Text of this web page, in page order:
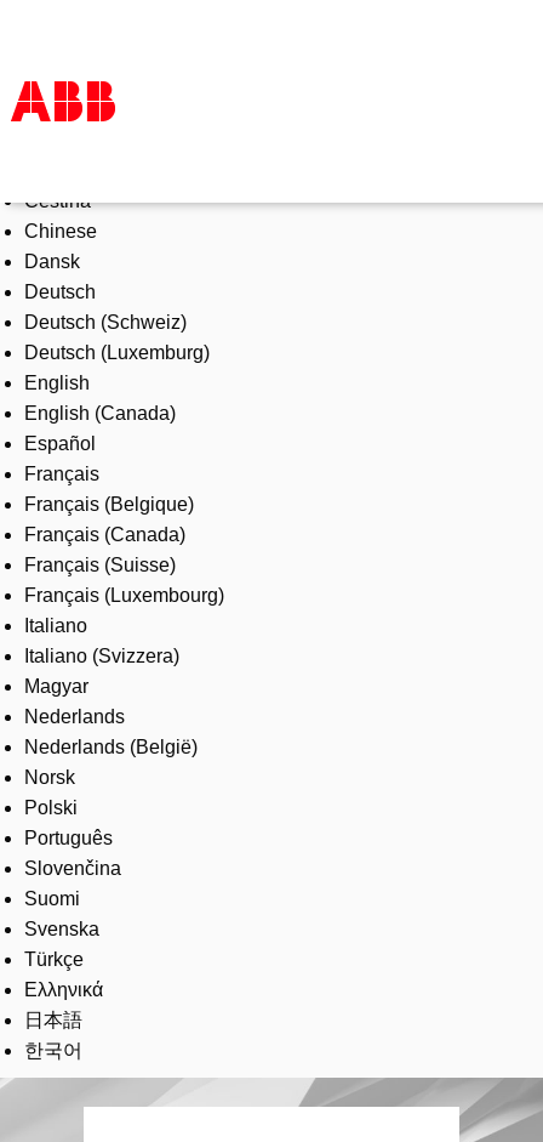
Products & Solutions
Industries
Services
About us
Where to buy
Contact us
Careers
Čeština
Chinese
Dansk
Deutsch
Deutsch (Schweiz)
Deutsch (Luxemburg)
English
English (Canada)
Español
Français
Français (Belgique)
Français (Canada)
Français (Suisse)
Français (Luxembourg)
Italiano
Italiano (Svizzera)
Magyar
Nederlands
Nederlands (België)
Norsk
Polski
Português
Slovenčina
Suomi
Svenska
Türkçe
Ελληνικά
日本語
한국어